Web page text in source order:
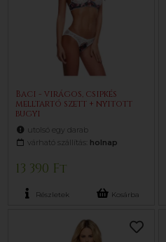
Baci - virágos, csipkés
melltartó szett + nyitott
bugyi
utolsó egy darab
várható szállítás: holnap
13 390 Ft
Részletek Kosárba